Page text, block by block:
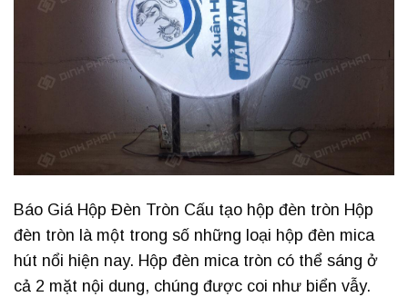
Báo Giá Hộp Đèn Tròn Cấu tạo hộp đèn tròn Hộp
đèn tròn là một trong số những loại hộp đèn mica
hút nổi hiện nay. Hộp đèn mica tròn có thể sáng ở
cả 2 mặt nội dung, chúng được coi như biển vẫy.